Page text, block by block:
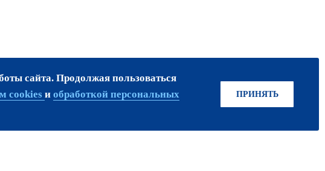
ПРИСОЕДИНЯЙТЕСЬ!
сайта. Продолжая пользоваться
cookies и обработкой персональных
ПРИНЯТЬ